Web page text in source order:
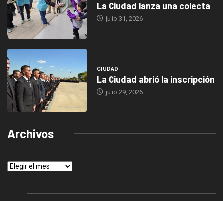
La Ciudad lanza una colecta
julio 31, 2026
CIUDAD
La Ciudad abrió la inscripción
julio 29, 2026
Archivos
Archivos